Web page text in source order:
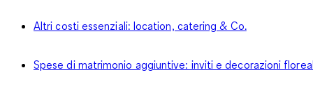
Altri costi essenziali: location, catering & Co.
Spese di matrimonio aggiuntive: inviti e decorazioni